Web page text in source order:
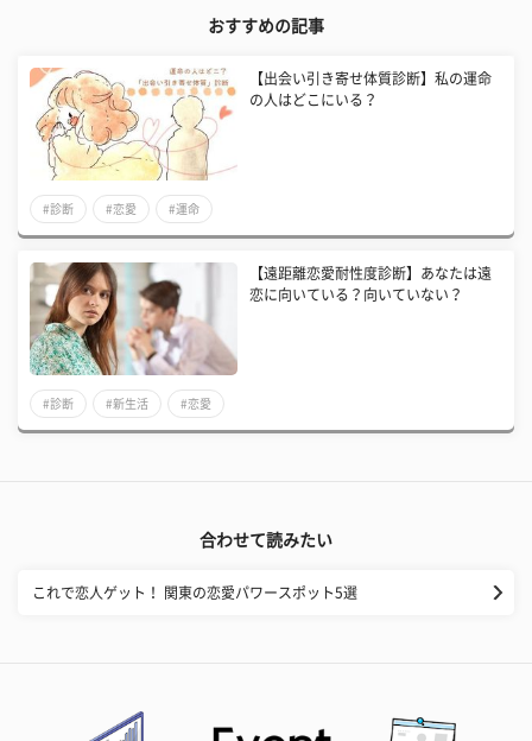
おすすめの記事
【出会い引き寄せ体質診断】私の運命
の人はどこにいる？
#診断 #恋愛 #運命
【遠距離恋愛耐性度診断】あなたは遠
恋に向いている？向いていない？
#診断 #新生活 #恋愛
合わせて読みたい
これで恋人ゲット！ 関東の恋愛パワースポット5選